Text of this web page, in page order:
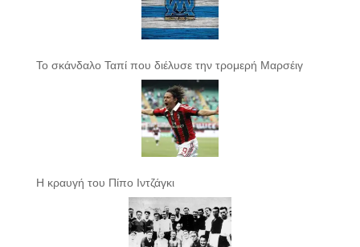
Το σκάνδαλο Ταπί που διέλυσε την τρομερή Μαρσέιγ
Η κραυγή του Πίπο Ιντζάγκι